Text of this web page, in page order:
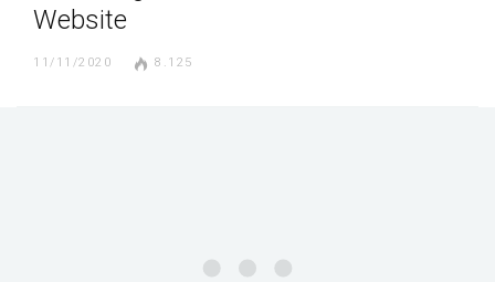
Website
11/11/2020 8.125